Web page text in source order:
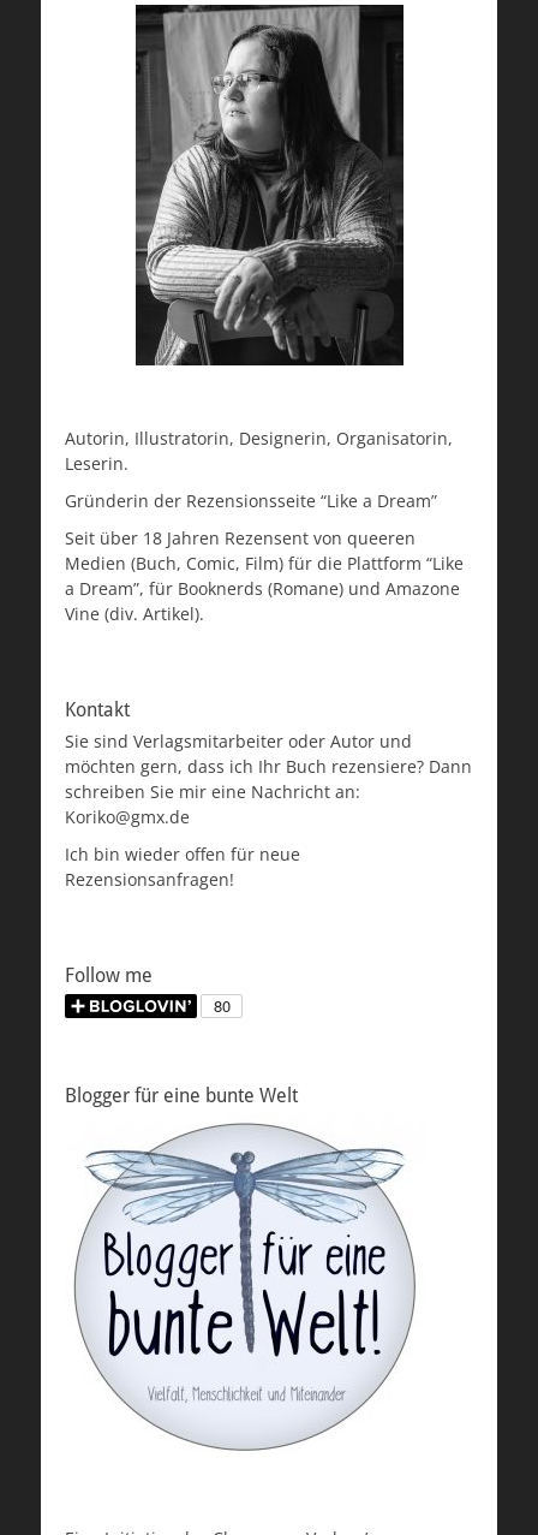
Autorin, Illustratorin, Designerin, Organisatorin,
Leserin.
Gründerin der Rezensionsseite “Like a Dream”
Seit über 18 Jahren Rezensent von queeren
Medien (Buch, Comic, Film) für die Plattform “Like
a Dream”, für Booknerds (Romane) und Amazone
Vine (div. Artikel).
Kontakt
Sie sind Verlagsmitarbeiter oder Autor und
möchten gern, dass ich Ihr Buch rezensiere? Dann
schreiben Sie mir eine Nachricht an:
Koriko@gmx.de
Ich bin wieder offen für neue
Rezensionsanfragen!
Follow me
Blogger für eine bunte Welt